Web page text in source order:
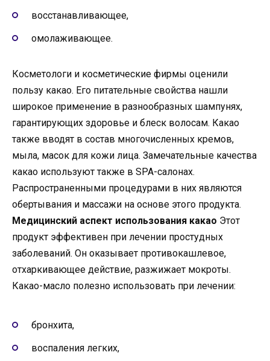
восстанавливающее,
омолаживающее.
Косметологи и косметические фирмы оценили
пользу какао. Его питательные свойства нашли
широкое применение в разнообразных шампунях,
гарантирующих здоровье и блеск волосам. Какао
также вводят в состав многочисленных кремов,
мыла, масок для кожи лица. Замечательные качества
какао используют также в SPA-салонах.
Распространенными процедурами в них являются
обертывания и массажи на основе этого продукта.
Медицинский аспект использования какао Этот
продукт эффективен при лечении простудных
заболеваний. Он оказывает противокашлевое,
отхаркивающее действие, разжижает мокроты.
Какао-масло полезно использовать при лечении:
бронхита,
воспаления легких,